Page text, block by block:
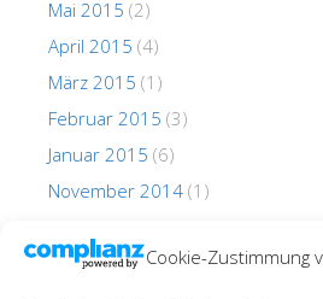
Cookie-Zustimmung
Mai 2015 (2)
April 2015 (4)
März 2015 (1)
Februar 2015 (3)
Januar 2015 (6)
November 2014 (1)